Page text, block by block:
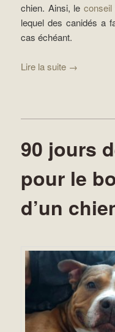
chien. Ainsi, le conseil
lequel des canidés a
cas échéant.
Lire la suite →
90 jours
pour le
d’un